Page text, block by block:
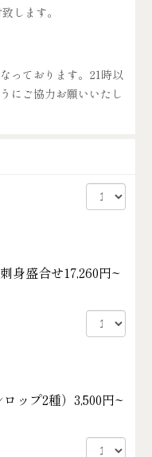
します。
っております。21時以
にご協力お願いいたし
身盛合せ17,260円~
ップ2種） 3,500円~